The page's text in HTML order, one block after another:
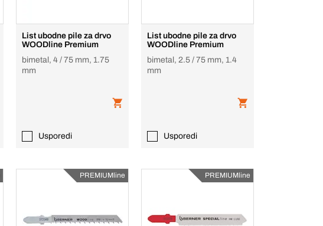
List ubodne pile za drvo
WOODline Premium
bimetal, 4 / 75 mm, 1.75
mm
Usporedi
List ubodne pile za drvo
WOODline Premium
bimetal, 2.5 / 75 mm, 1.4
mm
Usporedi
PREMIUMline PREMIUMline